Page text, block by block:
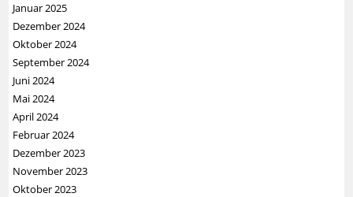
Januar 2025
Dezember 2024
Oktober 2024
September 2024
Juni 2024
Mai 2024
April 2024
Februar 2024
Dezember 2023
November 2023
Oktober 2023